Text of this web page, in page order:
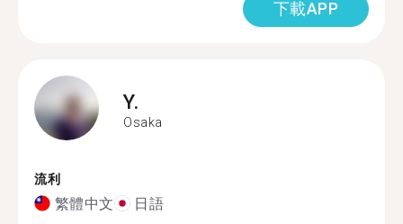
下載APP
Y.
Osaka
流利
繁體中文 日語